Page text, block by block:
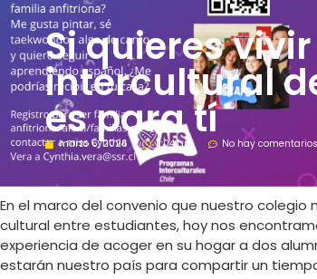
Si quieres
intercultural
es para tí
marzo 6, 2026 11:04 am No hay comentarios
En el marco del convenio que nuestro
cultural entre estudiantes, hoy nos
experiencia de acoger en su hogar a dos
estarán nuestro país para compartir un